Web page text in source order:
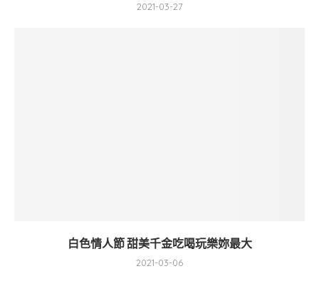
2021-03-27
白色情人節 甜美千金吃喝玩樂妳最大
2021-03-06